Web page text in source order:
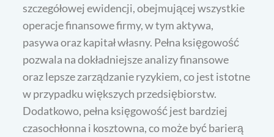
szczegółowej ewidencji, obejmującej wszystkie
operacje finansowe firmy, w tym aktywa,
pasywa oraz kapitał własny. Pełna księgowość
pozwala na dokładniejsze analizy finansowe
oraz lepsze zarządzanie ryzykiem, co jest istotne
w przypadku większych przedsiębiorstw.
Dodatkowo, pełna księgowość jest bardziej
czasochłonna i kosztowna, co może być barierą